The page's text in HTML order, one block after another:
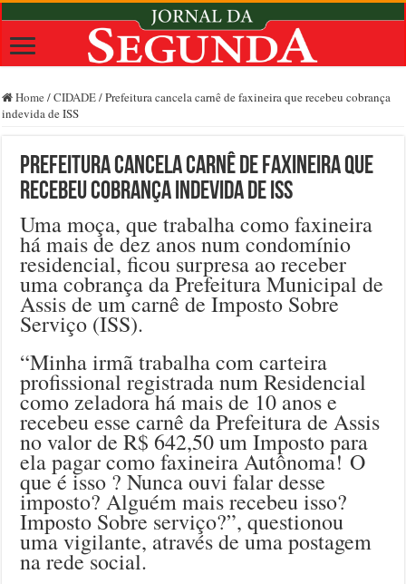
Home /CIDADE/Prefeitura cancela carnê de faxineira que recebeu cobrança
indevida de ISS
Prefeitura cancela carnê de faxineira que
recebeu cobrança indevida de ISS
Uma moça, que trabalha como faxineira
há mais de dez anos num condomínio
residencial, ficou surpresa ao receber
uma cobrança da Prefeitura Municipal de
Assis de um carnê de Imposto Sobre
Serviço (ISS).
“Minha irmã trabalha com carteira
profissional registrada num Residencial
como zeladora há mais de 10 anos e
recebeu esse carnê da Prefeitura de Assis
no valor de R$ 642,50 um Imposto para
ela pagar como faxineira Autônoma! O
que é isso ? Nunca ouvi falar desse
imposto? Alguém mais recebeu isso?
Imposto Sobre serviço?”, questionou
uma vigilante, através de uma postagem
na rede social.